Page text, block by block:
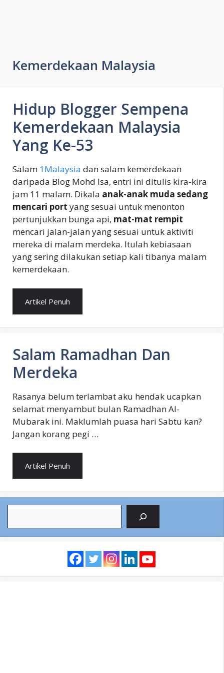
Kemerdekaan Malaysia
Hidup Blogger Sempena
Kemerdekaan Malaysia
Yang Ke-53
Salam 1Malaysia dan salam kemerdekaan
daripada Blog Mohd Isa, entri ini ditulis kira-kira
jam 11 malam. Dikala anak-anak muda sedang
mencari port yang sesuai untuk menonton
pertunjukkan bunga api, mat-mat rempit
mencari jalan-jalan yang sesuai untuk aktiviti
mereka di malam merdeka. Itulah kebiasaan
yang sering dilakukan setiap kali tibanya malam
kemerdekaan.
Artikel Penuh
Salam Ramadhan Dan
Merdeka
Rasanya belum terlambat aku hendak ucapkan
selamat menyambut bulan Ramadhan Al-
Mubarak ini. Maklumlah puasa hari Sabtu kan?
Jangan korang pegi …
Artikel Penuh